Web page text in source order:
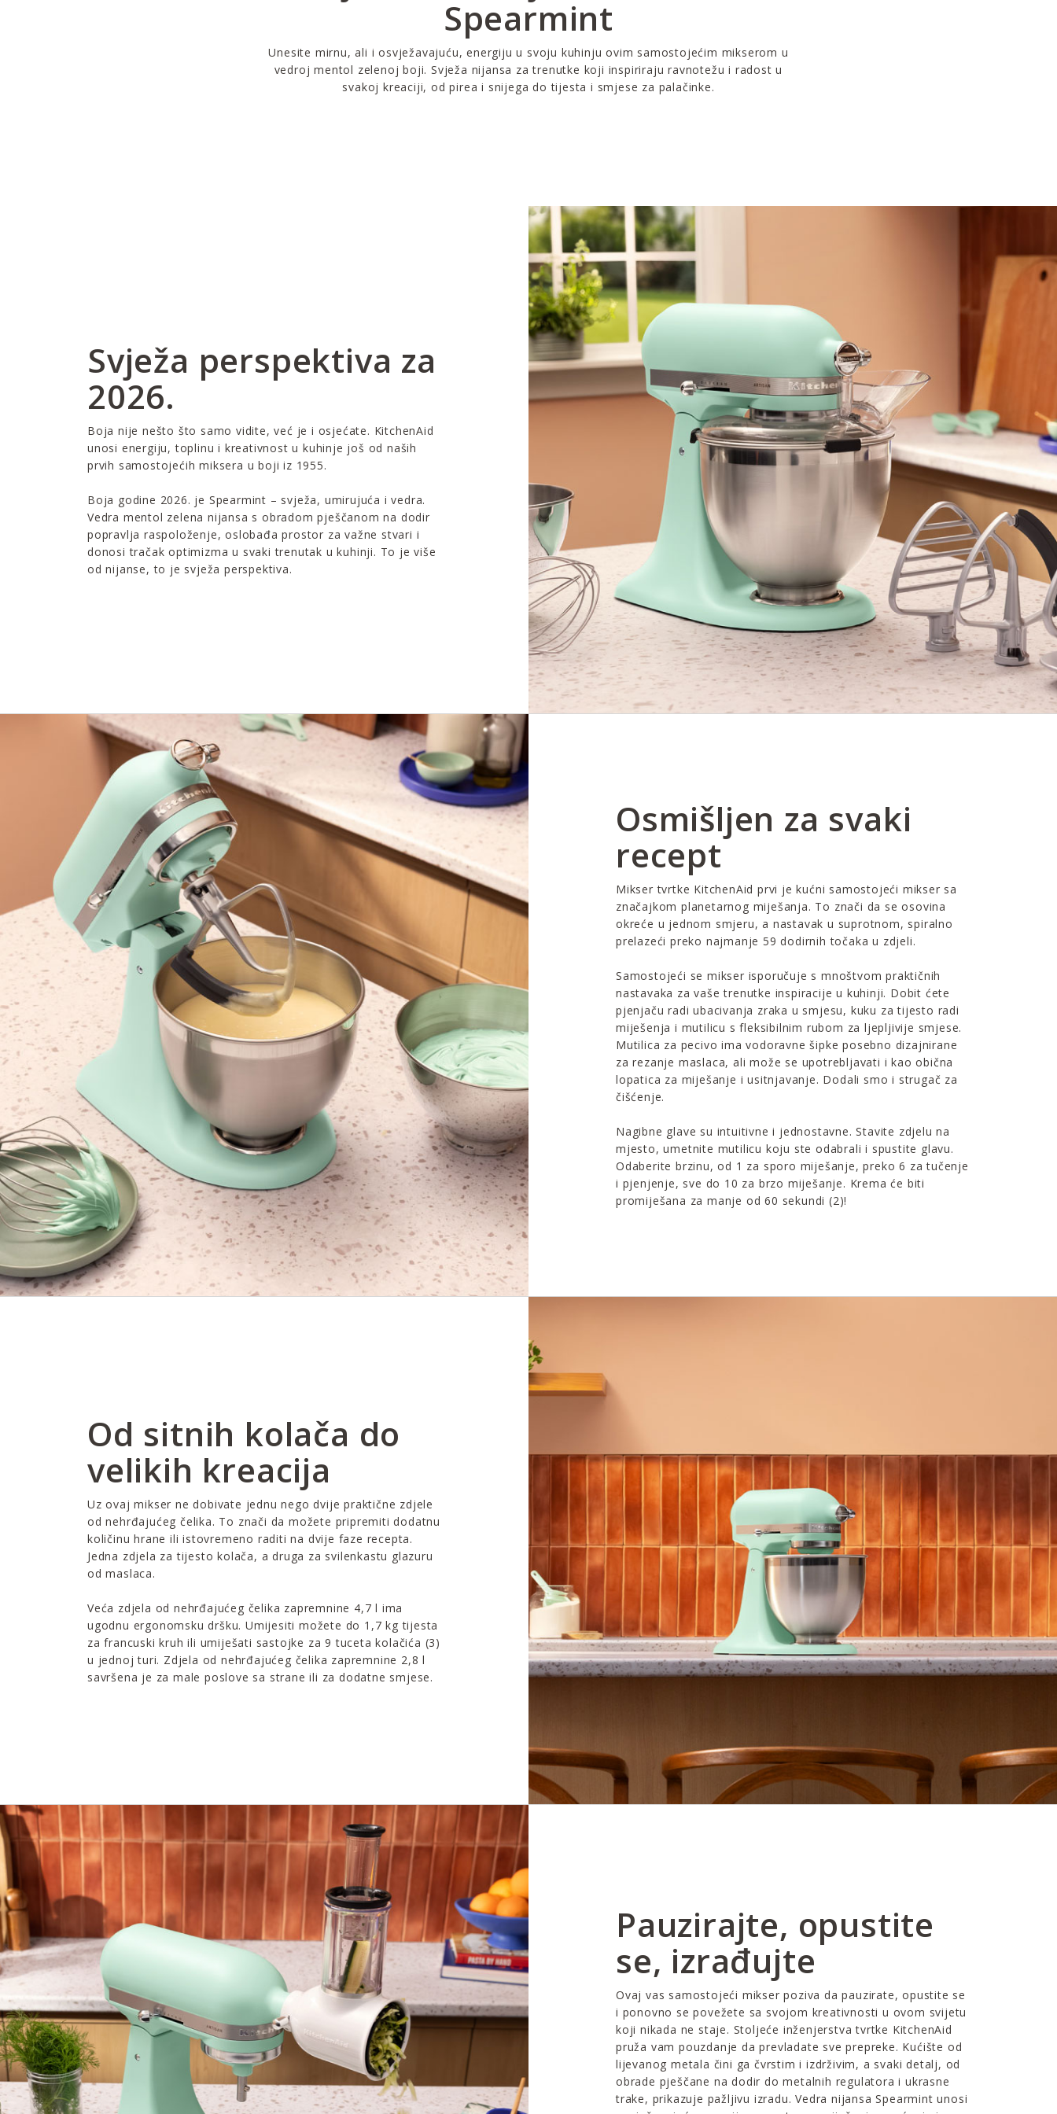
Spearmint
Unesite mirnu, ali i osvježavajuću, energiju u svoju kuhinju ovim samostojećim mikserom u
vedroj mentol zelenoj boji. Svježa nijansa za trenutke koji inspiriraju ravnotežu i radost u
svakoj kreaciji, od pirea i snijega do tijesta i smjese za palačinke.
Svježa perspektiva za
2026.
Boja nije nešto što samo vidite, već je i osjećate. KitchenAid
unosi energiju, toplinu i kreativnost u kuhinje još od naših
prvih samostojećih miksera u boji iz 1955.
Boja godine 2026. je Spearmint – svježa, umirujuća i vedra.
Vedra mentol zelena nijansa s obradom pješčanom na dodir
popravlja raspoloženje, oslobađa prostor za važne stvari i
donosi tračak optimizma u svaki trenutak u kuhinji. To je više
od nijanse, to je svježa perspektiva.
Osmišljen za svaki
recept
Mikser tvrtke KitchenAid prvi je kućni samostojeći mikser sa
značajkom planetarnog miješanja. To znači da se osovina
okreće u jednom smjeru, a nastavak u suprotnom, spiralno
prelazeći preko najmanje 59 dodirnih točaka u zdjeli.
Samostojeći se mikser isporučuje s mnoštvom praktičnih
nastavaka za vaše trenutke inspiracije u kuhinji. Dobit ćete
pjenjaču radi ubacivanja zraka u smjesu, kuku za tijesto radi
miješenja i mutilicu s fleksibilnim rubom za ljepljivije smjese.
Mutilica za pecivo ima vodoravne šipke posebno dizajnirane
za rezanje maslaca, ali može se upotrebljavati i kao obična
lopatica za miješanje i usitnjavanje. Dodali smo i strugač za
čišćenje.
Nagibne glave su intuitivne i jednostavne. Stavite zdjelu na
mjesto, umetnite mutilicu koju ste odabrali i spustite glavu.
Odaberite brzinu, od 1 za sporo miješanje, preko 6 za tučenje
i pjenjenje, sve do 10 za brzo miješanje. Krema će biti
promiješana za manje od 60 sekundi (2)!
Od sitnih kolača do
velikih kreacija
Uz ovaj mikser ne dobivate jednu nego dvije praktične zdjele
od nehrđajućeg čelika. To znači da možete pripremiti dodatnu
količinu hrane ili istovremeno raditi na dvije faze recepta.
Jedna zdjela za tijesto kolača, a druga za svilenkastu glazuru
od maslaca.
Veća zdjela od nehrđajućeg čelika zapremnine 4,7 l ima
ugodnu ergonomsku dršku. Umijesiti možete do 1,7 kg tijesta
za francuski kruh ili umiješati sastojke za 9 tuceta kolačića (3)
u jednoj turi. Zdjela od nehrđajućeg čelika zapremnine 2,8 l
savršena je za male poslove sa strane ili za dodatne smjese.
Pauzirajte, opustite
se, izrađujte
Ovaj vas samostojeći mikser poziva da pauzirate, opustite se
i ponovno se povežete sa svojom kreativnosti u ovom svijetu
koji nikada ne staje. Stoljeće inženjerstva tvrtke KitchenAid
pruža vam pouzdanje da prevladate sve prepreke. Kućište od
lijevanog metala čini ga čvrstim i izdrživim, a svaki detalj, od
obrade pješčane na dodir do metalnih regulatora i ukrasne
trake, prikazuje pažljivu izradu. Vedra nijansa Spearmint unosi